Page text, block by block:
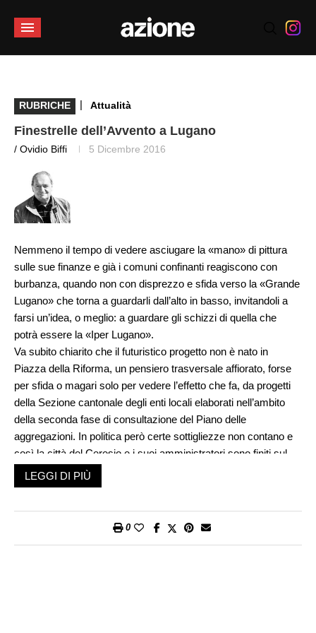
RUBRICHE | Attualità
Finestrelle dell’Avvento a Lugano
/ Ovidio Biffi 5 Dicembre 2016
Nemmeno il tempo di vedere asciugare la «mano» di pittura
sulle sue finanze e già i comuni confinanti reagiscono con
burbanza, quando non con disprezzo e sfida verso la «Grande
Lugano» che torna a guardarli dall’alto in basso, invitandoli a
farsi un’idea, o meglio: a guardare gli schizzi di quella che
potrà essere la «Iper Lugano».
Va subito chiarito che il futuristico progetto non è nato in
Piazza della Riforma, un pensiero trasversale affiorato, forse
per sfida o magari solo per vedere l’effetto che fa, da progetti
della Sezione cantonale degli enti locali elaborati nell’ambito
della seconda fase di consultazione del Piano delle
aggregazioni. In politica però certe sottigliezze non contano e
così la città del Ceresio e i suoi amministratori sono finiti sul
banco degli imputati. Per lesa maestà soprattutto, stando alle
reazione dei vari comuni della fascia collinare interessati che
giudicare dai commenti che si sono via via palesati.
LEGGI DI PIÙ
0